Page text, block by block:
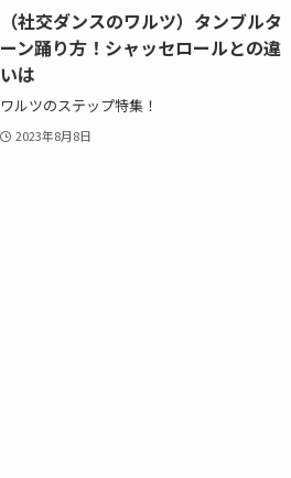
（社交ダンスのワルツ）タンブルタ
ーン踊り方！シャッセロールとの違
いは
ワルツのステップ特集！
2023年8月8日